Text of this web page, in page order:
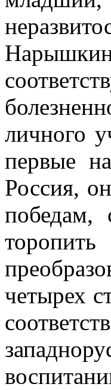
личного
первые
Россия,
победам,
четырех